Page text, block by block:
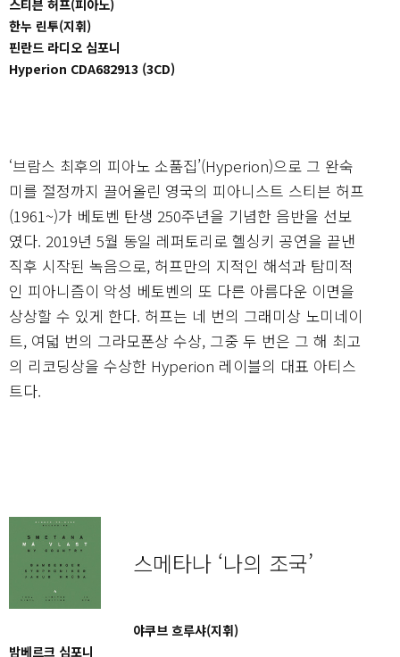
스티븐 허프(피아노)
한누 린투(지휘)
핀란드 라디오 심포니
Hyperion CDA682913 (3CD)
‘브람스 최후의 피아노 소품집’(Hyperion)으로 그 완숙
미를 절정까지 끌어올린 영국의 피아니스트 스티븐 허프
(1961~)가 베토벤 탄생 250주년을 기념한 음반을 선보
였다. 2019년 5월 동일 레퍼토리로 헬싱키 공연을 끝낸
직후 시작된 녹음으로, 허프만의 지적인 해석과 탐미적
인 피아니즘이 악성 베토벤의 또 다른 아름다운 이면을
상상할 수 있게 한다. 허프는 네 번의 그래미상 노미네이
트, 여덟 번의 그라모폰상 수상, 그중 두 번은 그 해 최고
의 리코딩상을 수상한 Hyperion 레이블의 대표 아티스
트다.
스메타나 ‘나의 조국’
야쿠브 흐루샤(지휘)
밤베르크 심포니